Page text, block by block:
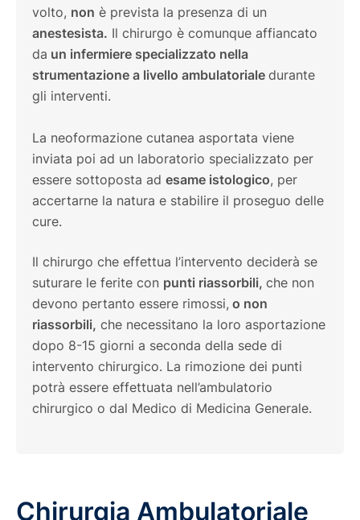
volto, non è prevista la presenza di un
anestesista. Il chirurgo è comunque affiancato
da un infermiere specializzato nella
strumentazione a livello ambulatoriale durante
gli interventi.
La neoformazione cutanea asportata viene
inviata poi ad un laboratorio specializzato per
essere sottoposta ad esame istologico, per
accertarne la natura e stabilire il proseguo delle
cure.
Il chirurgo che effettua l’intervento deciderà se
suturare le ferite con punti riassorbili, che non
devono pertanto essere rimossi, o non
riassorbili, che necessitano la loro asportazione
dopo 8-15 giorni a seconda della sede di
intervento chirurgico. La rimozione dei punti
potrà essere effettuata nell’ambulatorio
chirurgico o dal Medico di Medicina Generale.
Chirurgia Ambulatoriale